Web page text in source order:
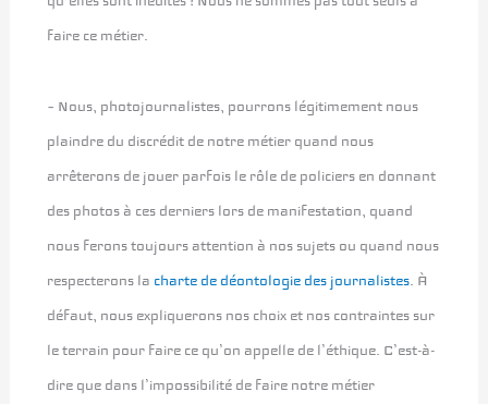
faire ce métier.
– Nous, photojournalistes, pourrons légitimement nous
plaindre du discrédit de notre métier quand nous
arrêterons de jouer parfois le rôle de policiers en donnant
des photos à ces derniers lors de manifestation, quand
nous ferons toujours attention à nos sujets ou quand nous
respecterons la charte de déontologie des journalistes. À
défaut, nous expliquerons nos choix et nos contraintes sur
le terrain pour faire ce qu’on appelle de l’éthique. C’est-à-
dire que dans l’impossibilité de faire notre métier